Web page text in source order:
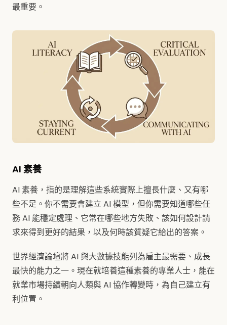
最重要。
AI 素養
AI 素養，指的是理解這些系統實際上擅長什麼、又有哪
些不足。你不需要會建立 AI 模型，但你需要知道哪些任
務 AI 能穩定處理、它常在哪些地方失敗、該如何設計請
求來得到更好的結果，以及何時該質疑它給出的答案。
世界經濟論壇將 AI 與大數據技能列為雇主最需要、成長
最快的能力之一。現在就培養這種素養的專業人士，能在
就業市場持續朝向人類與 AI 協作轉變時，為自己建立有
利位置。